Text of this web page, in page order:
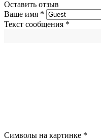
Оставить отзыв
Ваше имя *
Текст сообщения *
Символы на картинке *